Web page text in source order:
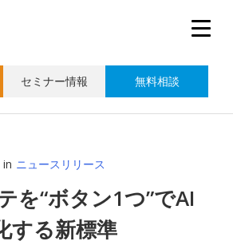
セミナー情報 無料相談
in ニュースリリース
を“ボタン1つ”でAI
する新標準